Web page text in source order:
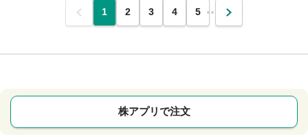
前 1 2 3 4 5 … 次
株アプリで注文